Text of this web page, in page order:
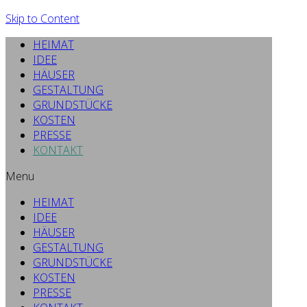
Skip to Content
HEIMAT
IDEE
HÄUSER
GESTALTUNG
GRUNDSTÜCKE
KOSTEN
PRESSE
KONTAKT
Menu
HEIMAT
IDEE
HÄUSER
GESTALTUNG
GRUNDSTÜCKE
KOSTEN
PRESSE